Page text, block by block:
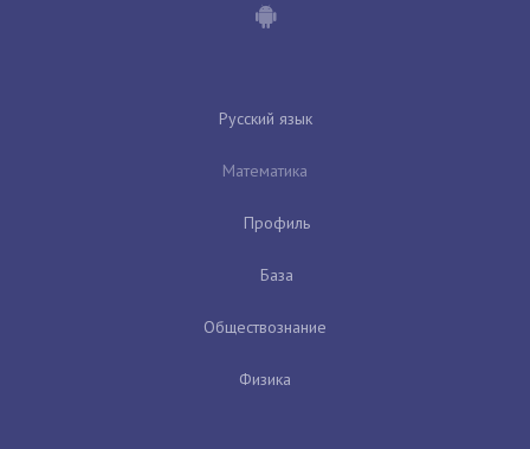
Русский язык
Математика
Профиль
База
Обществознание
Физика